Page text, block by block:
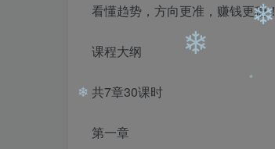
看懂趋势，方向更准，赚钱更稳！
课程大纲
共7章30课时
第一章